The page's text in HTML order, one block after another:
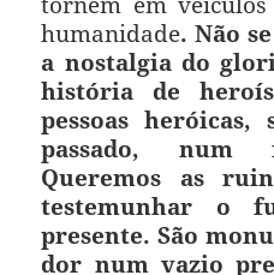
humanidade. Não
a nostalgia do
história de
pessoas heróicas,
passado, num
Queremos as
testemunhar o
presente. São
dor num vazio